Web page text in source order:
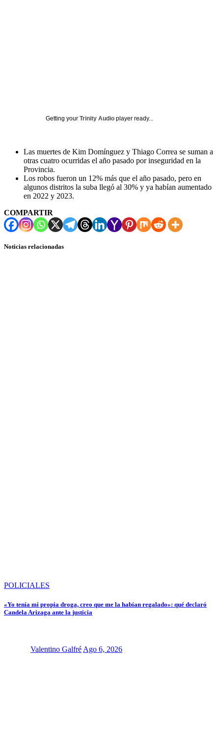
Getting your Trinity Audio player ready...
Las muertes de Kim Domínguez y Thiago Correa se suman a
otras cuatro ocurridas el año pasado por inseguridad en la
Provincia.
Los robos fueron un 12% más que el año pasado, pero en
algunos distritos la suba llegó al 30% y ya habían aumentado
en 2022 y 2023.
COMPARTIR
Noticias relacionadas
POLICIALES
«Yo tenía mi propia droga, creo que me la habían regalado»: qué declaró
Candela Arizaga ante la justicia
Valentino GalfréAgo 6, 2026